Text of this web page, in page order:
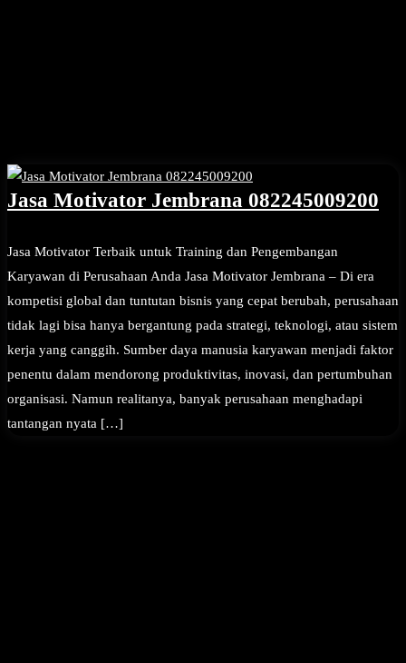
Jasa Motivator Jembrana 082245009200
Jasa Motivator Terbaik untuk Training dan Pengembangan
Karyawan di Perusahaan Anda Jasa Motivator Jembrana – Di era
kompetisi global dan tuntutan bisnis yang cepat berubah, perusahaan
tidak lagi bisa hanya bergantung pada strategi, teknologi, atau sistem
kerja yang canggih. Sumber daya manusia karyawan menjadi faktor
penentu dalam mendorong produktivitas, inovasi, dan pertumbuhan
organisasi. Namun realitanya, banyak perusahaan menghadapi
tantangan nyata […]